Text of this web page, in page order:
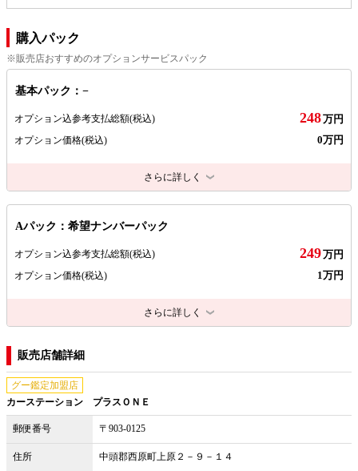
購入パック
※販売店おすすめのオプションサービスパック
基本パック：−
オプション込参考支払総額(税込) 248万円
オプション価格(税込) 0万円
さらに詳しく
Aパック：希望ナンバーパック
オプション込参考支払総額(税込) 249万円
オプション価格(税込) 1万円
さらに詳しく
販売店舗詳細
グー鑑定加盟店
カーステーション プラスＯＮＥ
郵便番号 〒903-0125
住所 中頭郡西原町上原２－９－１４